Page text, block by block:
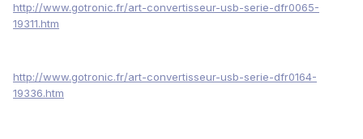
http://www.gotronic.fr/art-convertisseur-usb-serie-dfr0065-
19311.htm
http://www.gotronic.fr/art-convertisseur-usb-serie-dfr0164-
19336.htm